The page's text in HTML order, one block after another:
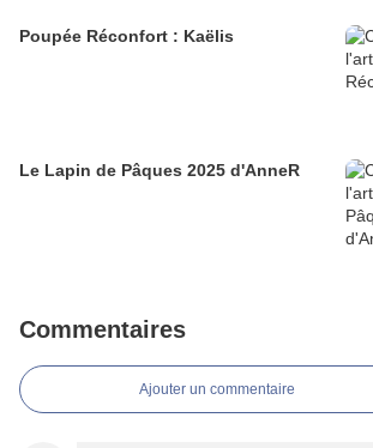
Poupée Réconfort : Kaëlis
Le Lapin de Pâques 2025 d'AnneR
Commentaires
Ajouter un commentaire